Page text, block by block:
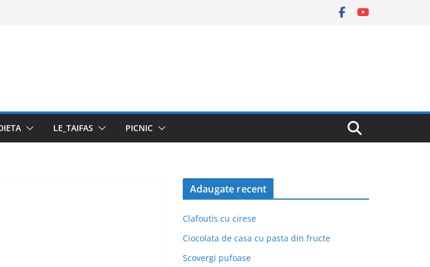
LE_TAIFAS PICNIC
Adaugate recent
Clafoutis cu cirese
Ciocolata de casa cu pasta din fructe
Scovergi pufoase